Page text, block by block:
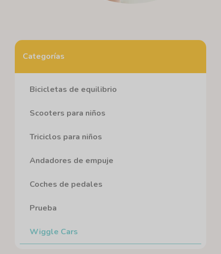
Categorías
Bicicletas de equilibrio
Scooters para niños
Triciclos para niños
Andadores de empuje
Coches de pedales
Prueba
Wiggle Cars